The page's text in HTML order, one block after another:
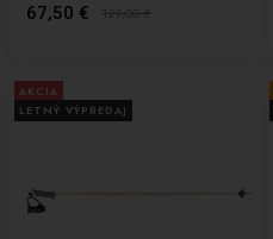
67,50 € 129,00€
AKCIA
LETNÝ VÝPREDAJ